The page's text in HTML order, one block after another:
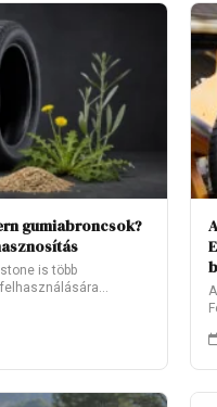
gumiabroncsok?
is több